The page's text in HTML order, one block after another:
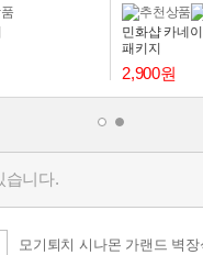
민화샵 카네
패키지
2,900원
습니다.
모기퇴치 시나몬 가랜드 벽장